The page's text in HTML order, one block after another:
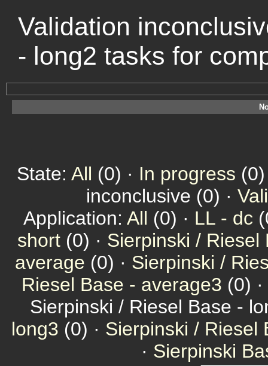
Validation
- long2 tasks for
State: All (0) · In progress
inconclusive (0) ·
Application: All (0) · LL - dc
short (0) · Sierpinski / Riesel
average (0) · Sierpinski /
Riesel Base - average3 (0) ·
Sierpinski / Riesel Base -
long3 (0) · Sierpinski / Riesel
· Sierpinski